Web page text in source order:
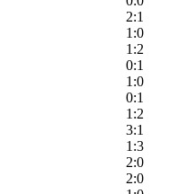
2:1
1:0
1:2
0:1
1:0
0:1
1:2
3:1
1:3
2:0
2:0